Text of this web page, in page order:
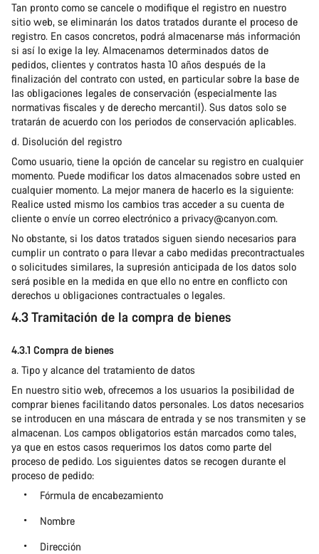
Tan pronto como se cancele o modifique el registro en nuestro
sitio web, se eliminarán los datos tratados durante el proceso de
registro. En casos concretos, podrá almacenarse más información
si así lo exige la ley. Almacenamos determinados datos de
pedidos, clientes y contratos hasta 10 años después de la
finalización del contrato con usted, en particular sobre la base de
las obligaciones legales de conservación (especialmente las
normativas fiscales y de derecho mercantil). Sus datos solo se
tratarán de acuerdo con los periodos de conservación aplicables.
d. Disolución del registro
Como usuario, tiene la opción de cancelar su registro en cualquier
momento. Puede modificar los datos almacenados sobre usted en
cualquier momento. La mejor manera de hacerlo es la siguiente:
Realice usted mismo los cambios tras acceder a su cuenta de
cliente o envíe un correo electrónico a privacy@canyon.com.
No obstante, si los datos tratados siguen siendo necesarios para
cumplir un contrato o para llevar a cabo medidas precontractuales
o solicitudes similares, la supresión anticipada de los datos solo
será posible en la medida en que ello no entre en conflicto con
derechos u obligaciones contractuales o legales.
4.3 Tramitación de la compra de bienes
4.3.1 Compra de bienes
a. Tipo y alcance del tratamiento de datos
En nuestro sitio web, ofrecemos a los usuarios la posibilidad de
comprar bienes facilitando datos personales. Los datos necesarios
se introducen en una máscara de entrada y se nos transmiten y se
almacenan. Los campos obligatorios están marcados como tales,
ya que en estos casos requerimos los datos como parte del
proceso de pedido. Los siguientes datos se recogen durante el
proceso de pedido:
Fórmula de encabezamiento
Nombre
Dirección